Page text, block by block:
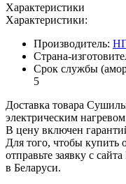
Характеристики
Характеристики:
Производитель:
Страна-
Срок службы
5
Доставка товара
электрическим
В цену включен
Для того, чтобы купить
отправьте заявку с
в Беларуси.